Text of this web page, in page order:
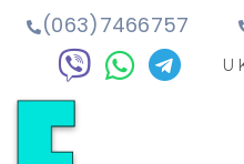
(063)7466757